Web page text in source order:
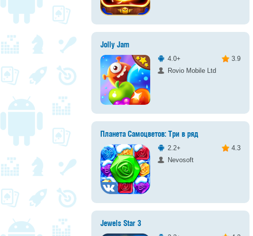
Jolly Jam
4.0+
3.9
Rovio Mobile Ltd
Планета Самоцветов: Три в ряд
2.2+
4.3
Nevosoft
Jewels Star 3